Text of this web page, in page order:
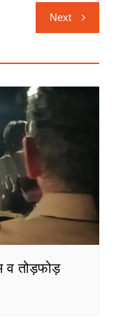
Next
तोड़फोड़